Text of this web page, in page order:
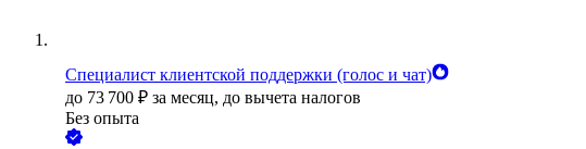
Специалист клиентской поддержки (голос и чат)
до 73 700 ₽ за месяц, до вычета налогов
Без опыта